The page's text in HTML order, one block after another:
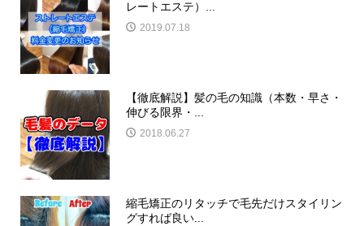
レートエステ）...
2019.07.18
【徹底解説】髪の毛の知識（本数・早さ・
伸びる限界・...
2018.06.27
縮毛矯正のリタッチで毛先だけスタイリン
グすれば良い...